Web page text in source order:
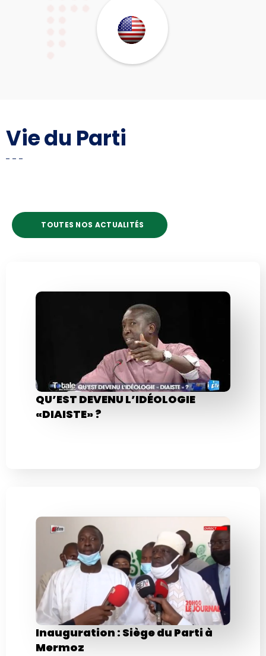
Vie du Parti
TOUTES NOS ACTUALITÉS
QU’EST DEVENU L’IDÉOLOGIE
«DIAISTE» ?
Inauguration : Siège du Parti à
Mermoz